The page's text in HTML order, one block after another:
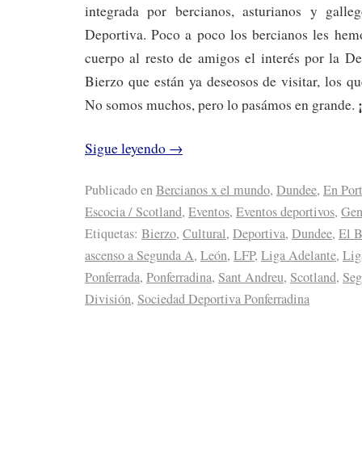
integrada por bercianos, asturianos y
Deportiva. Poco a poco los bercianos les
cuerpo al resto de amigos el interés por la
Bierzo que están ya deseosos de visitar, los
No somos muchos, pero lo pasámos en grande.
Sigue leyendo →
Publicado enBercianos x el mundo, Dundee, En
Escocia / Scotland, Eventos, Eventos deportivos,
Etiquetas: Bierzo, Cultural, Deportiva, Dundee, El
ascenso a Segunda A, León, LFP, Liga Adelante,
Ponferrada, Ponferradina, Sant Andreu, Scotland,
División, Sociedad Deportiva Ponferradina